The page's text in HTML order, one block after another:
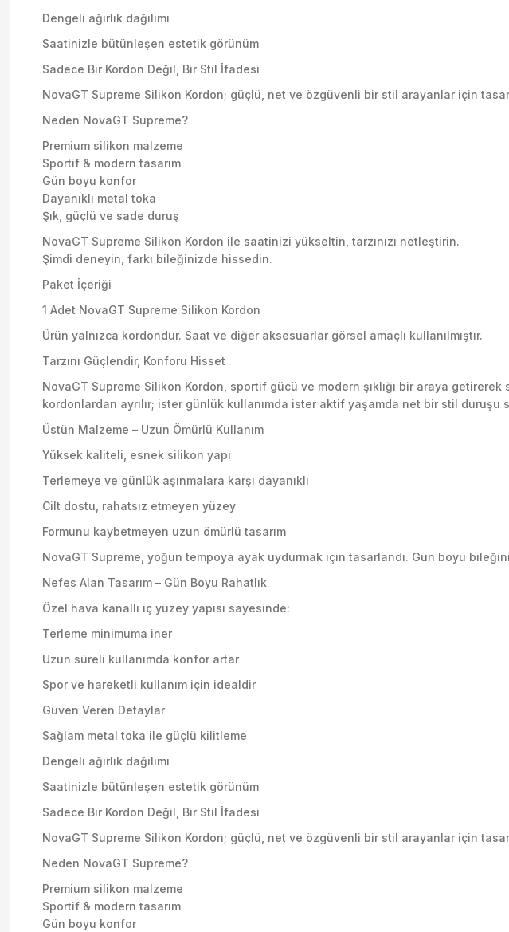
Dengeli ağırlık dağılımı
Saatinizle bütünleşen estetik görünüm
Sadece Bir Kordon Değil, Bir Stil İfadesi
NovaGT Supreme Silikon Kordon; güçlü, net ve özgüvenli bir stil arayanlar için
Neden NovaGT Supreme?
Premium silikon malzeme
Sportif & modern tasarım
Gün boyu konfor
Dayanıklı metal toka
Şık, güçlü ve sade duruş
NovaGT Supreme Silikon Kordon ile saatinizi yükseltin, tarzınızı netleştirin.
Şimdi deneyin, farkı bileğinizde hissedin.
Paket İçeriği
1 Adet NovaGT Supreme Silikon Kordon
Ürün yalnızca kordondur. Saat ve diğer aksesuarlar görsel amaçlı kullanılmıştır.
Tarzını Güçlendir, Konforu Hisset
NovaGT Supreme Silikon Kordon, sportif gücü ve modern şıklığı bir araya
kordonlardan ayrılır; ister günlük kullanımda ister aktif yaşamda net bir stil duruşu
Üstün Malzeme – Uzun Ömürlü Kullanım
Yüksek kaliteli, esnek silikon yapı
Terlemeye ve günlük aşınmalara karşı dayanıklı
Cilt dostu, rahatsız etmeyen yüzey
Formunu kaybetmeyen uzun ömürlü tasarım
NovaGT Supreme, yoğun tempoya ayak uydurmak için tasarlandı. Gün boyu
Nefes Alan Tasarım – Gün Boyu Rahatlık
Özel hava kanallı iç yüzey yapısı sayesinde:
Terleme minimuma iner
Uzun süreli kullanımda konfor artar
Spor ve hareketli kullanım için idealdir
Güven Veren Detaylar
Sağlam metal toka ile güçlü kilitleme
Dengeli ağırlık dağılımı
Saatinizle bütünleşen estetik görünüm
Sadece Bir Kordon Değil, Bir Stil İfadesi
NovaGT Supreme Silikon Kordon; güçlü, net ve özgüvenli bir stil arayanlar için
Neden NovaGT Supreme?
Premium silikon malzeme
Sportif & modern tasarım
Gün boyu konfor